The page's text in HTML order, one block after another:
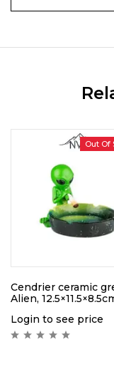
Out Of
Cendrier ceramic
Alien,
Login to see price